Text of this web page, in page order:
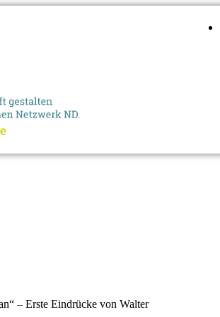
– Erste Eindrücke von Walter